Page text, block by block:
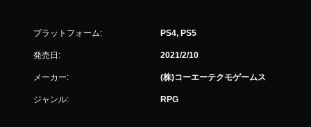
プラットフォーム: PS4, PS5
発売日: 2021/2/10
メーカー: (株)コーエーテクモゲームス
ジャンル: RPG